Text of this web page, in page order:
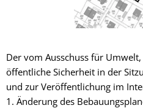
Der vom Ausschuss für
öffentliche Sicherheit in der
und zur Veröffentlichung im
1. Änderung des